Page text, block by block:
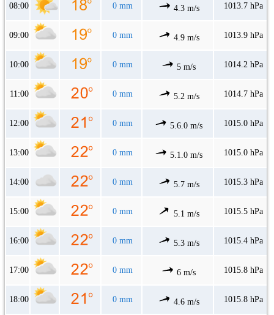
08:00 0 mm 4.3 m/s 1013.7 hPa
09:00 0 mm 4.9 m/s 1013.9 hPa
10:00 0 mm 5 m/s 1014.2 hPa
11:00 0 mm 5.2 m/s 1014.7 hPa
12:00 0 mm 5.6.0 m/s 1015.0 hPa
13:00 0 mm 5.1.0 m/s 1015.0 hPa
14:00 0 mm 5.7 m/s 1015.3 hPa
15:00 0 mm 5.1 m/s 1015.5 hPa
16:00 0 mm 5.3 m/s 1015.4 hPa
17:00 0 mm 6 m/s 1015.8 hPa
18:00 0 mm 4.6 m/s 1015.8 hPa